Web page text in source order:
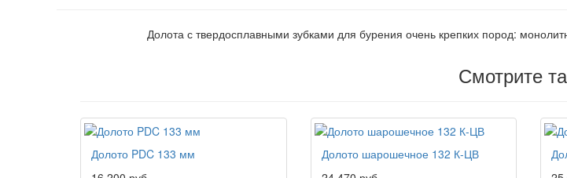
Долота с твердосплавными зубками для бурения очень крепких пород:
Смотрите
Долото PDC 133 мм
Долото шарошечное 132 К-ЦВ